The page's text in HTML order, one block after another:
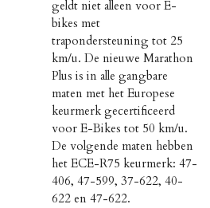
geldt niet alleen voor E-
bikes met
trapondersteuning tot 25
km/u. De nieuwe Marathon
Plus is in alle gangbare
maten met het Europese
keurmerk gecertificeerd
voor E-Bikes tot 50 km/u.
De volgende maten hebben
het ECE-R75 keurmerk: 47-
406, 47-599, 37-622, 40-
622 en 47-622.